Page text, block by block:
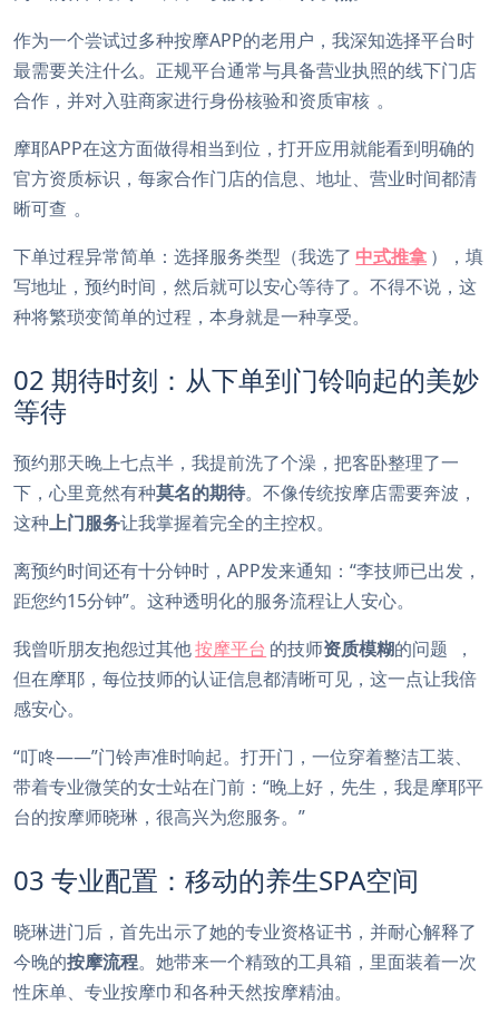
作为一个尝试过多种按摩APP的老用户，我深知选择平台时
最需要关注什么。正规平台通常与具备营业执照的线下门店
合作，并对入驻商家进行身份核验和资质审核 。
摩耶APP在这方面做得相当到位，打开应用就能看到明确的
官方资质标识，每家合作门店的信息、地址、营业时间都清
晰可查 。
下单过程异常简单：选择服务类型（我选了 中式推拿 ），填
写地址，预约时间，然后就可以安心等待了。不得不说，这
种将繁琐变简单的过程，本身就是一种享受。
02 期待时刻：从下单到门铃响起的美妙
等待
预约那天晚上七点半，我提前洗了个澡，把客卧整理了一
下，心里竟然有种莫名的期待。不像传统按摩店需要奔波，
这种上门服务让我掌握着完全的主控权。
离预约时间还有十分钟时，APP发来通知：“李技师已出发，
距您约15分钟”。这种透明化的服务流程让人安心。
我曾听朋友抱怨过其他按摩平台 的技师资质模糊的问题
，
但在摩耶，每位技师的认证信息都清晰可见，这一点让我倍
感安心。
“叮咚——”门铃声准时响起。打开门，一位穿着整洁工装、
带着专业微笑的女士站在门前：“晚上好，先生，我是摩耶平
台的按摩师晓琳，很高兴为您服务。”
03 专业配置：移动的养生SPA空间
晓琳进门后，首先出示了她的专业资格证书，并耐心解释了
今晚的按摩流程。她带来一个精致的工具箱，里面装着一次
性床单、专业按摩巾和各种天然按摩精油。